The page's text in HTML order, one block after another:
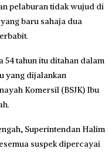
pelaburan tidak wujud di
baru sahaja dua
54 tahun itu ditahan dalam
yang dijalankan
Komersil (BSJK) Ibu
Superintendan Halim
suspek dipercayai